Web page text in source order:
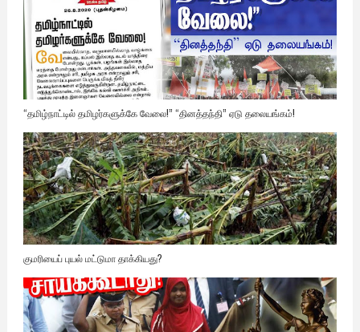
“தமிழ்நாட்டில் தமிழர்களுக்கே வேலை!” “தினத்தந்தி” ஏடு தலையங்கம்!
குமரியைப் புயல் மட்டுமா தாக்கியது?